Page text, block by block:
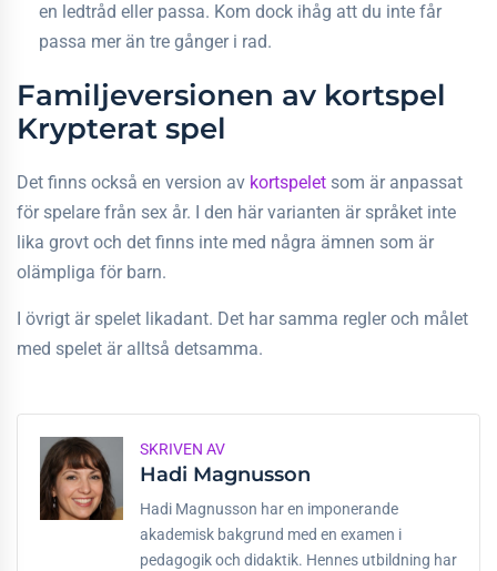
en ledtråd eller passa. Kom dock ihåg att du inte får
passa mer än tre gånger i rad.
Familjeversionen av kortspel
Krypterat spel
Det finns också en version av kortspelet som är anpassat
för spelare från sex år. I den här varianten är språket inte
lika grovt och det finns inte med några ämnen som är
olämpliga för barn.
I övrigt är spelet likadant. Det har samma regler och målet
med spelet är alltså detsamma.
SKRIVEN AV
Hadi Magnusson
Hadi Magnusson har en imponerande
akademisk bakgrund med en examen i
pedagogik och didaktik. Hennes utbildning har